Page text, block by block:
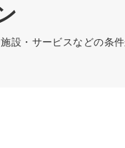
設・サービスなどの条